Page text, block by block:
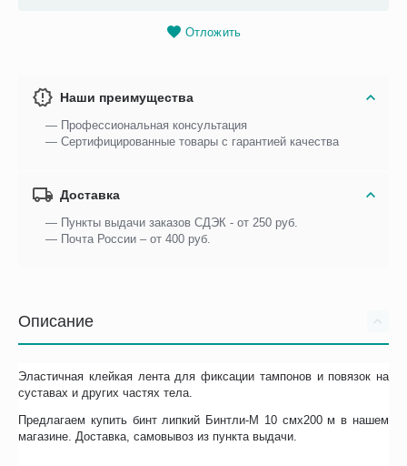
Отложить
Наши преимущества
— Профессиональная консультация
— Сертифицированные товары с гарантией качества
Доставка
— Пункты выдачи заказов СДЭК - от 250 руб.
— Почта России – от 400 руб.
Описание
Эластичная клейкая лента для фиксации тампонов и повязок на
суставах и других частях тела.
Предлагаем купить бинт липкий Бинтли-М 10 смх200 м в нашем
магазине. Доставка, самовывоз из пункта выдачи.